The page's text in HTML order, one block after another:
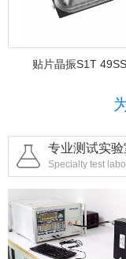
贴片晶振S1T
专业测试实验
Specialty test